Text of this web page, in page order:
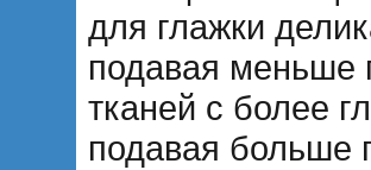
для глажки
подавая меньше
тканей с более
подавая больше